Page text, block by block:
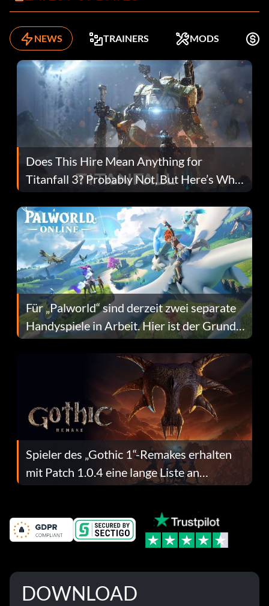
NEWS TRAINERS MODS
Does This Hire Mean Anything for
Titanfall 3? Probably Not, But Here’s Why
Fans Are Hopeful
Für „Palworld“ sind derzeit zwei separate
Handyspiele in Arbeit. Hier ist der Grund
dafür.
Spieler des „Gothic 1“-Remakes erhalten
mit Patch 1.0.4 eine lange Liste an
Fehlerbehebungen
DOWNLOAD